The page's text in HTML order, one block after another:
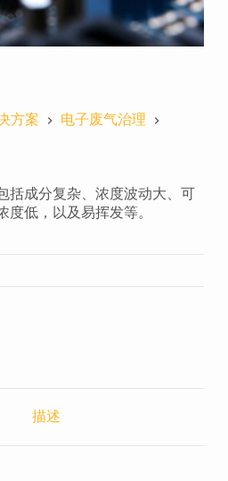
方案
电子废气治理
括成分复杂、浓度波动大、可
度低，以及易挥发等。
描述